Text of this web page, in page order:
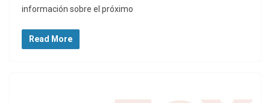
información sobre el próximo
Read More